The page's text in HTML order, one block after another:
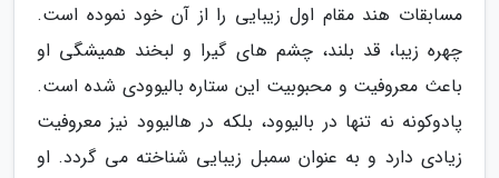
مسابقات هند مقام اول زیبایی را از آن خود نموده است.
چهره زیبا، قد بلند، چشم های گیرا و لبخند همیشگی او
باعث معروفیت و محبوبیت این ستاره بالیوودی شده است.
پادوکونه نه تنها در بالیوود، بلکه در هالیوود نیز معروفیت
زیادی دارد و به عنوان سمبل زیبایی شناخته می گردد. او